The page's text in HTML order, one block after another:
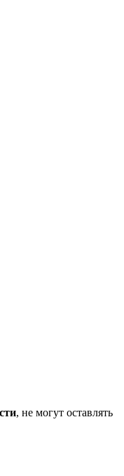
, не могут оставлять